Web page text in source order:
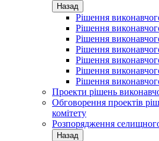
Назад
Рішення
Рішення
Рішення
Рішення
Рішення
Рішення
Рішення
Проекти рішень
Обговорення проектів
комітету
Розпорядження
Назад